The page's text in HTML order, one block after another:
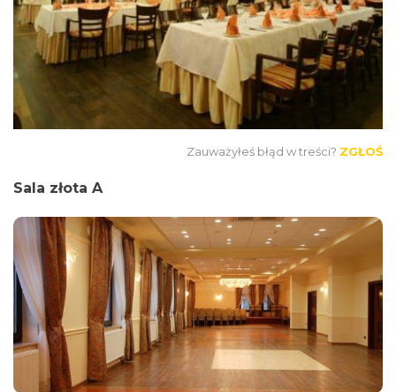
Zauważyłeś błąd w treści? ZGŁOŚ
Sala złota A